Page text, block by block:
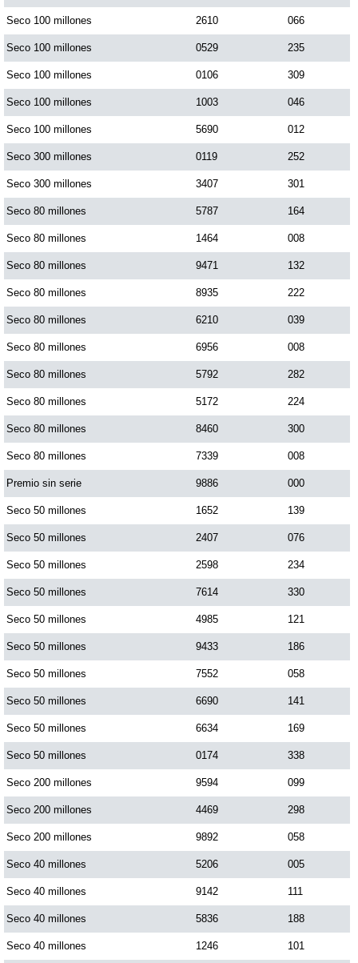
Dorado Noche
Fantástica Día
Fantástica Noche
Motilon Tarde
Motilon Noche
Paisita Día
Paisita Noche
Paisita 3
Pick 3 Día
Pick 3 Noche
Pick 4 Día
Pick 4 Noche
Pijao de Oro
Saman de la suerte
Sinuano Día
Sinuano Noche
Super Chontico Noche
Seco 100 millones 2610 066
Seco 100 millones 0529 235
Seco 100 millones 0106 309
Seco 100 millones 1003 046
Seco 100 millones 5690 012
Seco 300 millones 0119 252
Seco 300 millones 3407 301
Seco 80 millones 5787 164
Seco 80 millones 1464 008
Seco 80 millones 9471 132
Seco 80 millones 8935 222
Seco 80 millones 6210 039
Seco 80 millones 6956 008
Seco 80 millones 5792 282
Seco 80 millones 5172 224
Seco 80 millones 8460 300
Seco 80 millones 7339 008
Premio sin serie 9886 000
Seco 50 millones 1652 139
Seco 50 millones 2407 076
Seco 50 millones 2598 234
Seco 50 millones 7614 330
Seco 50 millones 4985 121
Seco 50 millones 9433 186
Seco 50 millones 7552 058
Seco 50 millones 6690 141
Seco 50 millones 6634 169
Seco 50 millones 0174 338
Seco 200 millones 9594 099
Seco 200 millones 4469 298
Seco 200 millones 9892 058
Seco 40 millones 5206 005
Seco 40 millones 9142 111
Seco 40 millones 5836 188
Seco 40 millones 1246 101